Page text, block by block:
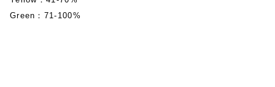
Green：71-100%